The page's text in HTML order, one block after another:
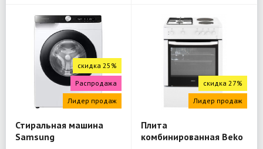
скидка 25%
Распродажа
Лидер продаж
Стиральная машина
Samsung
скидка 27%
Лидер продаж
Плита
комбинированная Beko